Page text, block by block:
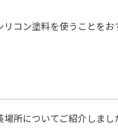
コン塗料を使うことをお
所についてご紹介しまし